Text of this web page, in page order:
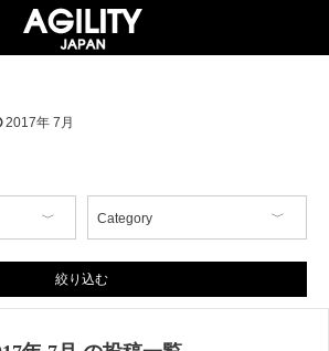
2017年 7月
Category
絞り込む